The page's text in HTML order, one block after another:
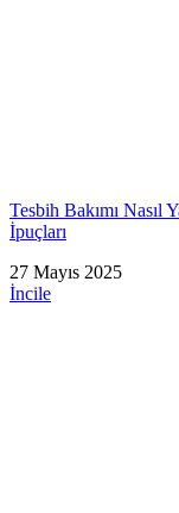
Tesbih Bakımı Nasıl
İpuçları
27 Mayıs 2025
İncile